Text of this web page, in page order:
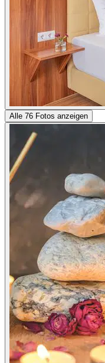
Alle 76 Fotos anzeigen